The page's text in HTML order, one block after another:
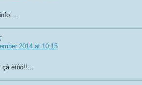
2014 at 10:15
çà èíôó!!…